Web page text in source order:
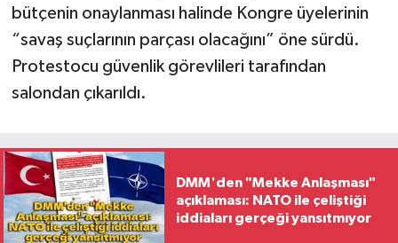
bütçenin onaylanması halinde Kongre üyelerinin
“savaş suçlarının parçası olacağını” öne sürdü.
Protestocu güvenlik görevlileri tarafından
salondan çıkarıldı.
DMM'den "Mekke Anlaşması"
açıklaması: NATO ile çeliştiği
iddiaları gerçeği yansıtmıyor